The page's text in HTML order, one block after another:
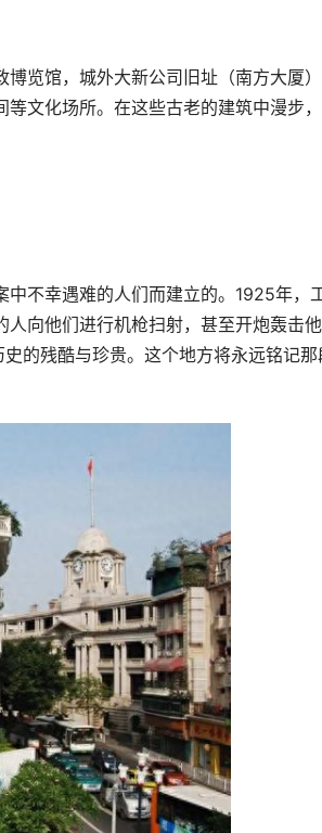
览馆，城外大新公司旧址（南方大厦）
文化场所。在这些古老的建筑中漫步
不幸遇难的人们而建立的。1925年，
向他们进行机枪扫射，甚至开炮轰击他
的残酷与珍贵。这个地方将永远铭记那